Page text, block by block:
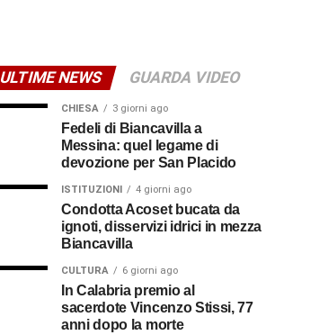
ULTIME NEWS GUARDA VIDEO
CHIESA 3 giorni ago
Fedeli di Biancavilla a
Messina: quel legame di
devozione per San Placido
ISTITUZIONI 4 giorni ago
Condotta Acoset bucata da
ignoti, disservizi idrici in mezza
Biancavilla
CULTURA 6 giorni ago
In Calabria premio al
sacerdote Vincenzo Stissi, 77
anni dopo la morte